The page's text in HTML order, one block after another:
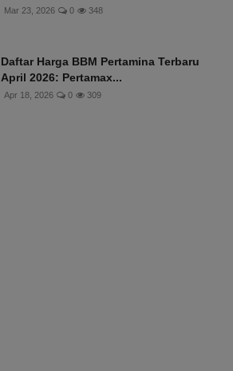
Mar 23, 2026 0 348
Daftar Harga BBM Pertamina Terbaru
April 2026: Pertamax...
Apr 18, 2026 0 309